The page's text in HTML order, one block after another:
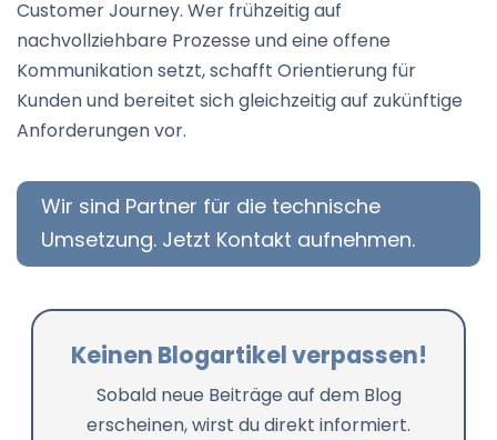
Customer Journey. Wer frühzeitig auf
nachvollziehbare Prozesse und eine offene
Kommunikation setzt, schafft Orientierung für
Kunden und bereitet sich gleichzeitig auf zukünftige
Anforderungen vor.
Wir sind Partner für die technische
Umsetzung. Jetzt Kontakt aufnehmen.
Keinen Blogartikel verpassen!
Sobald neue Beiträge auf dem Blog
erscheinen, wirst du direkt informiert.